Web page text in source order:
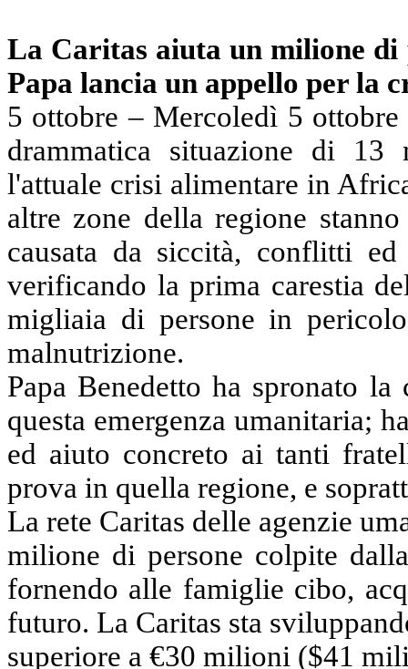
La Caritas aiuta un milione
Papa lancia un appello per la
5 ottobre – Mercoledì 5
drammatica situazione di 13
l'attuale crisi alimentare in
altre zone della regione
causata da siccità, conflitti
verificando la prima carestia
migliaia di persone in
malnutrizione.
Papa Benedetto ha spronato
questa emergenza umanitaria;
ed aiuto concreto ai tanti
prova in quella regione, e
La rete Caritas delle agenzie
milione di persone colpite
fornendo alle famiglie cibo,
futuro. La Caritas sta
superiore a €30 milioni ($41